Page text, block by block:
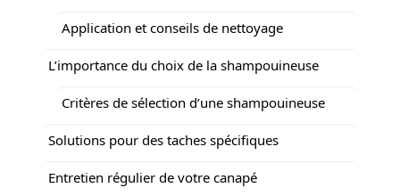
Application et conseils de nettoyage
L’importance du choix de la shampouineuse
Critères de sélection d’une shampouineuse
Solutions pour des taches spécifiques
Entretien régulier de votre canapé